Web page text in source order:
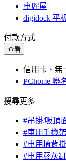
車麗屋
digidock 平
付款方式
查看
信用卡、無
PChome 聯
搜尋更多
#吊掛/吸頂
#車用手機
#車用椅背
#車用菸灰缸